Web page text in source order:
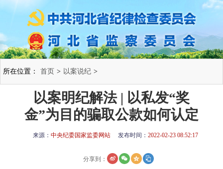
所在位置： 首页 > 以案说纪 >
以案明纪解法 | 以私发“奖
金”为目的骗取公款如何认定
来源： 中央纪委国家监委网站 发布时间： 2022-02-23 08:52:17
分享到：